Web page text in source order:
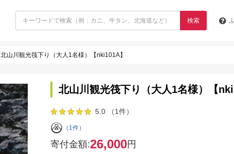
検索
北山川観光筏下り（大人1名様）【nki101A】
北山川観光筏下り（大人1名様）【
5.0 （1件）
（1件）
寄付金額:26,000円